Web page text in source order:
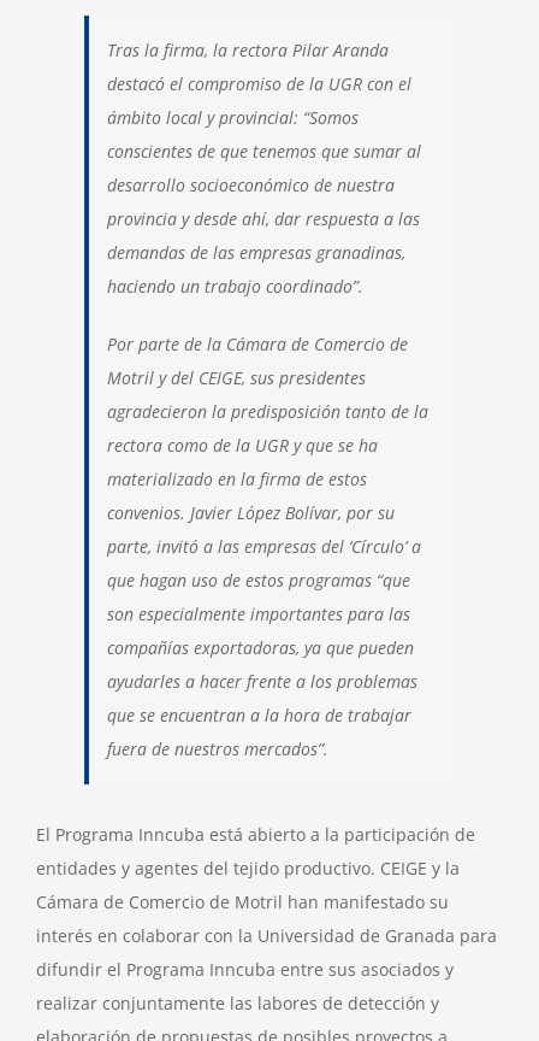
Tras la firma, la rectora Pilar Aranda
destacó el compromiso de la UGR con el
ámbito local y provincial: “Somos
conscientes de que tenemos que sumar al
desarrollo socioeconómico de nuestra
provincia y desde ahí, dar respuesta a las
demandas de las empresas granadinas,
haciendo un trabajo coordinado”.
Por parte de la Cámara de Comercio de
Motril y del CEIGE, sus presidentes
agradecieron la predisposición tanto de la
rectora como de la UGR y que se ha
materializado en la firma de estos
convenios. Javier López Bolívar, por su
parte, invitó a las empresas del ‘Círculo’ a
que hagan uso de estos programas “que
son especialmente importantes para las
compañías exportadoras, ya que pueden
ayudarles a hacer frente a los problemas
que se encuentran a la hora de trabajar
fuera de nuestros mercados”.
El Programa Inncuba está abierto a la participación de
entidades y agentes del tejido productivo. CEIGE y la
Cámara de Comercio de Motril han manifestado su
interés en colaborar con la Universidad de Granada para
difundir el Programa Inncuba entre sus asociados y
realizar conjuntamente las labores de detección y